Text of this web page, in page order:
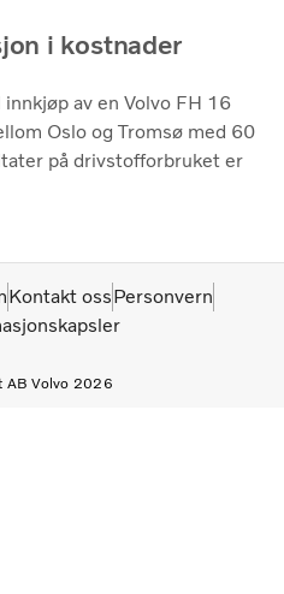
i kostnader
av en Volvo FH 16
Oslo og Tromsø med 60
på drivstofforbruket er
AB Volvo 2026
Kontakt ossPersonvern